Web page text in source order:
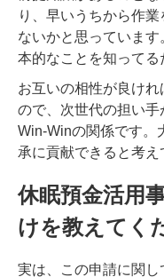
り、早いうちから作
ないかと思っていま
本的なことを知ってる
お互いの相性が良け
ので、次世代の担い
Win-Winの関係です。
承に貢献できると考え
休眠預金活用
けを教えてく
実は、この申請に関